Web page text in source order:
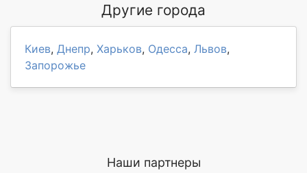
Другие города
Киев, Днепр, Харьков, Одесса, Львов,
Запорожье
Наши партнеры